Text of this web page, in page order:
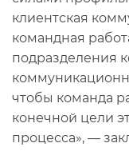
клиентская
командная
подразделения
чтобы команда
конечной цели
процесса», —